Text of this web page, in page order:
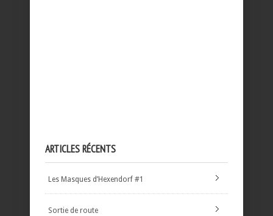
ARTICLES RÉCENTS
Les Masques d’Hexendorf #1
Sortie de route